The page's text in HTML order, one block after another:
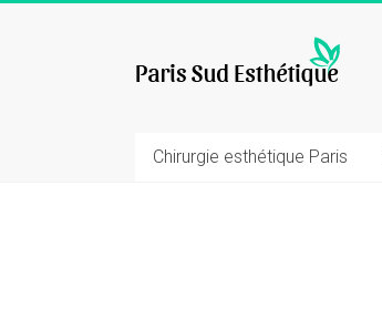
chirurgie
Chirurgie esthétique Paris